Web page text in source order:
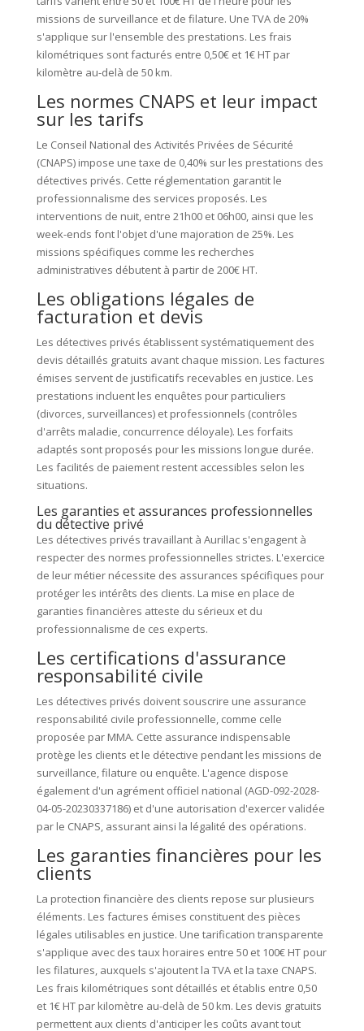
missions de surveillance et de filature. Une TVA de 20%
s'applique sur l'ensemble des prestations. Les frais
kilométriques sont facturés entre 0,50€ et 1€ HT par
kilomètre au-delà de 50 km.
Les normes CNAPS et leur impact
sur les tarifs
Le Conseil National des Activités Privées de Sécurité
(CNAPS) impose une taxe de 0,40% sur les prestations des
détectives privés. Cette réglementation garantit le
professionnalisme des services proposés. Les
interventions de nuit, entre 21h00 et 06h00, ainsi que les
week-ends font l'objet d'une majoration de 25%. Les
missions spécifiques comme les recherches
administratives débutent à partir de 200€ HT.
Les obligations légales de
facturation et devis
Les détectives privés établissent systématiquement des
devis détaillés gratuits avant chaque mission. Les factures
émises servent de justificatifs recevables en justice. Les
prestations incluent les enquêtes pour particuliers
(divorces, surveillances) et professionnels (contrôles
d'arrêts maladie, concurrence déloyale). Les forfaits
adaptés sont proposés pour les missions longue durée.
Les facilités de paiement restent accessibles selon les
situations.
Les garanties et assurances professionnelles
du détective privé
Les détectives privés travaillant à Aurillac s'engagent à
respecter des normes professionnelles strictes. L'exercice
de leur métier nécessite des assurances spécifiques pour
protéger les intérêts des clients. La mise en place de
garanties financières atteste du sérieux et du
professionnalisme de ces experts.
Les certifications d'assurance
responsabilité civile
Les détectives privés doivent souscrire une assurance
responsabilité civile professionnelle, comme celle
proposée par MMA. Cette assurance indispensable
protège les clients et le détective pendant les missions de
surveillance, filature ou enquête. L'agence dispose
également d'un agrément officiel national (AGD-092-2028-
04-05-20230337186) et d'une autorisation d'exercer validée
par le CNAPS, assurant ainsi la légalité des opérations.
Les garanties financières pour les
clients
La protection financière des clients repose sur plusieurs
éléments. Les factures émises constituent des pièces
légales utilisables en justice. Une tarification transparente
s'applique avec des taux horaires entre 50 et 100€ HT pour
les filatures, auxquels s'ajoutent la TVA et la taxe CNAPS.
Les frais kilométriques sont détaillés et établis entre 0,50
et 1€ HT par kilomètre au-delà de 50 km. Les devis gratuits
permettent aux clients d'anticiper les coûts avant tout